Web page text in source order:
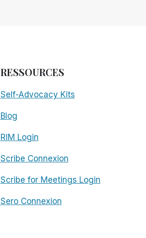
RESSOURCES
Self-Advocacy Kits
Blog
RIM Login
Scribe Connexion
Scribe for Meetings Login
Sero Connexion